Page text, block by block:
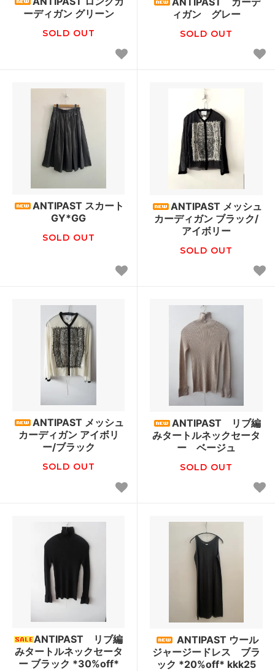
ーディガン グリーン
SOLD OUT
ィガン グレー
SOLD OUT
ANTIPAST スカート
GY*GG
SOLD OUT
ANTIPAST メッシュ
カーディガン ブラック/
アイボリー
SOLD OUT
ANTIPAST メッシュ
カーディガン アイボリ
ー/ブラック
SOLD OUT
ANTIPAST リブ編
みタートルネックセータ
ー ベージュ
SOLD OUT
ANTIPAST リブ編
みタートルネックセータ
ー ブラック *30%off*
ANTIPAST ウール
ジャージードレス ブラ
ック *20%off* kkk25